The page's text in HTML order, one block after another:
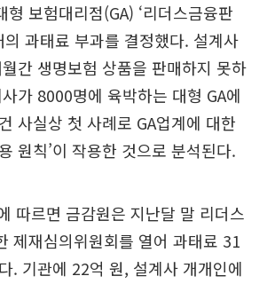
형 보험대리점(GA) ‘리더스금융판
의 과태료 부과를 결정했다. 설계사
간 생명보험 상품을 판매하지 못하
가 8000명에 육박하는 대형 GA에
사실상 첫 사례로 GA업계에 대한
원칙’이 작용한 것으로 분석된다.
따르면 금감원은 지난달 말 리더스
제재심의위원회를 열어 과태료 31
. 기관에 22억 원, 설계사 개개인에